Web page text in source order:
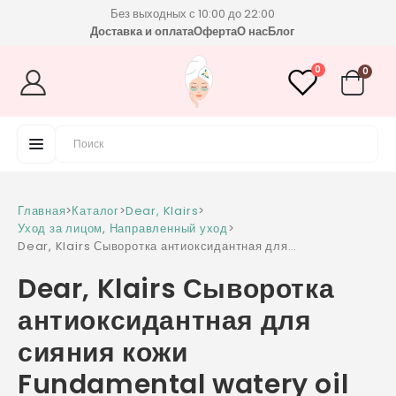
Без выходных с 10:00 до 22:00
Доставка и оплатаОфертаО насБлог
0 0
Главная>Каталог>Dear, Klairs>
Уход за лицом, Направленный уход>
Dear, Klairs Сыворотка антиоксидантная для
Dear, Klairs Сыворотка
антиоксидантная для
сияния кожи
Fundamental watery oil